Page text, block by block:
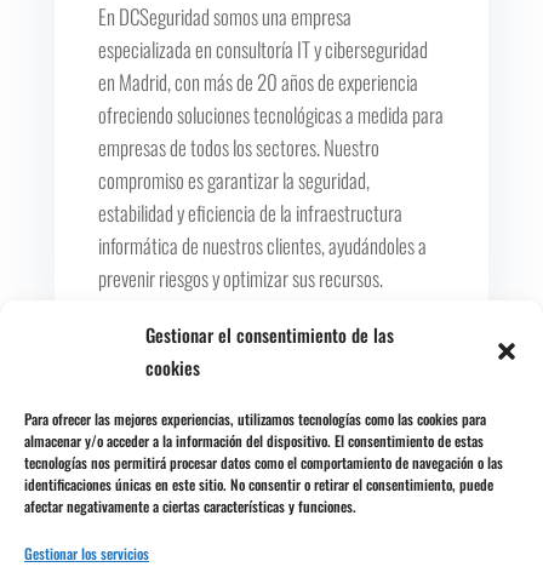
Gestionar el consentimiento de las
cookies
Para ofrecer las mejores experiencias, utilizamos tecnologías como las cookies para
almacenar y/o acceder a la información del dispositivo. El consentimiento de estas
tecnologías nos permitirá procesar datos como el comportamiento de navegación o las
identificaciones únicas en este sitio. No consentir o retirar el consentimiento, puede
afectar negativamente a ciertas características y funciones.
Gestionar los servicios
En DCSeguridad somos una empresa
especializada en consultoría IT y ciberseguridad
en Madrid, con más de 20 años de experiencia
ofreciendo soluciones tecnológicas a medida para
empresas de todos los sectores. Nuestro
compromiso es garantizar la seguridad,
estabilidad y eficiencia de la infraestructura
informática de nuestros clientes, ayudándoles a
prevenir riesgos y optimizar sus recursos.
Comentarios
0 comentarios